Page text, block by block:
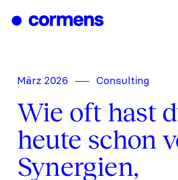
Inhalt
März 2026 Consulting
Wie oft hast
heute schon
Synergien,